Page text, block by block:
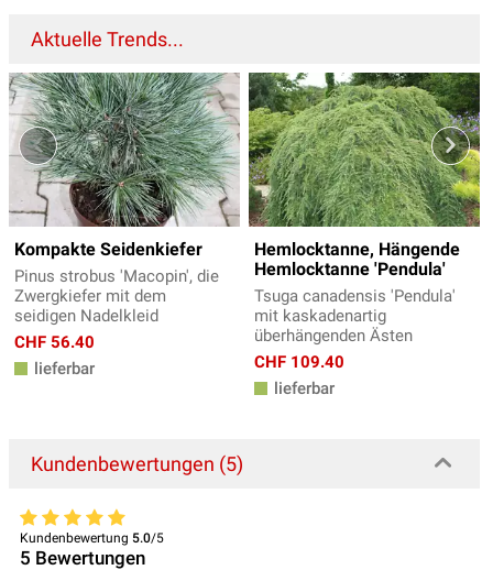
Aktuelle Trends...
Kompakte Seidenkiefer
Pinus strobus 'Macopin', die
Zwergkiefer mit dem
seidigen Nadelkleid
CHF 56.40
lieferbar
Hemlocktanne, Hängende
Hemlocktanne 'Pendula'
Tsuga canadensis 'Pendula'
mit kaskadenartig
überhängenden Ästen
CHF 109.40
lieferbar
Kundenbewertungen (5)
Kundenbewertung 5.0/5
5 Bewertungen